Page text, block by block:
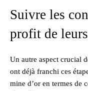
Suivre les
profit de
Un autre aspect crucial
ont déjà franchi ces
mine d’or en termes de